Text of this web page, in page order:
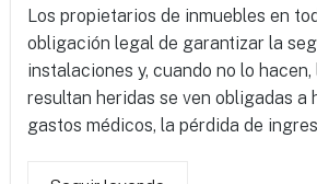
Los propietarios de inmuebles en
obligación legal de garantizar la
instalaciones y, cuando no lo
resultan heridas se ven obligadas a
gastos médicos, la pérdida de